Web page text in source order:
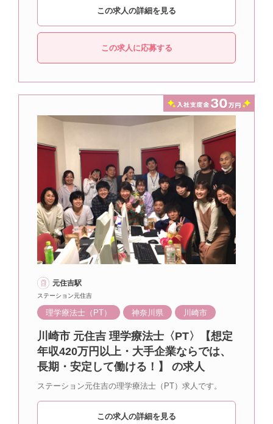
この求人の詳細を見る
この求人に応募する
元住吉駅
ステーション元住吉
理学療法士（PT） 神奈川県 川崎市
川崎市 元住吉 理学療法士〈PT〉【想定
年収420万円以上・大手企業ならでは、
長期・安定して働ける！】 の求人
ステーション元住吉の理学療法士（PT）求人です。
この求人の詳細を見る